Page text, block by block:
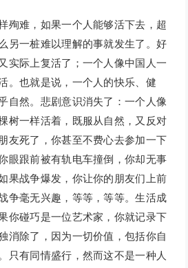
殉难，如果一个人能够活下去，超
另一桩难以理解的事就发生了。好
实际上复活了；一个人像中国人一
。也就是说，一个人的快乐、健
自然。悲剧意识消失了：一个人像
树一样活着，既服从自然，又反对
友死了，你甚至不费心去参加一下
眼跟前被有轨电车撞倒，你却无事
果战争爆发，你让你的朋友们上前
争毫无兴趣，等等，等等。生活成
你碰巧是一位艺术家，你就记录下
消除了，因为一切价值，包括你自
只有同情盛行，然而这不是一种人